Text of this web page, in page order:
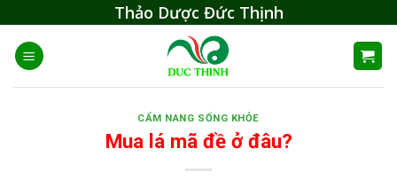
content
Thảo Dược Đức Thịnh
CẨM NANG SỐNG KHỎE
Mua lá mã đề ở đâu?